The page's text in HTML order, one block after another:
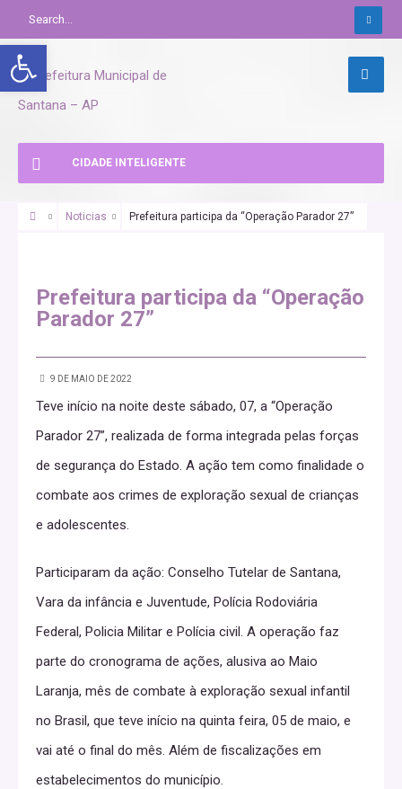
Abrir a barra de ferramentas
CIDADE INTELIGENTE
Noticias Prefeitura participa da “Operação Parador 27”
Prefeitura participa da “Operação
Parador 27”
9 DE MAIO DE 2022
Teve início na noite deste sábado, 07, a “Operação
Parador 27”, realizada de forma integrada pelas forças
de segurança do Estado. A ação tem como finalidade o
combate aos crimes de exploração sexual de crianças
e adolescentes.
Participaram da ação: Conselho Tutelar de Santana,
Vara da infância e Juventude, Polícia Rodoviária
Federal, Policia Militar e Polícia civil. A operação faz
parte do cronograma de ações, alusiva ao Maio
Laranja, mês de combate à exploração sexual infantil
no Brasil, que teve início na quinta feira, 05 de maio, e
vai até o final do mês. Além de fiscalizações em
estabelecimentos do município.